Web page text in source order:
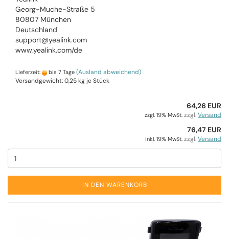
Georg-Muche-Straße 5
80807 München
Deutschland
support@yealink.com
www.yealink.com/de
Lieferzeit: bis 7 Tage (Ausland abweichend)
Versandgewicht:0,25kg je Stück
64,26 EUR
zzgl. 19% MwSt. zzgl.Versand
76,47 EUR
inkl. 19% MwSt. zzgl.Versand
IN DEN WARENKORB